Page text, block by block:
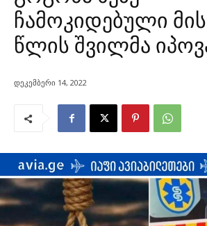
ჩამოკიდებული
წლის შვილმა
დეკემბერი 14, 2022